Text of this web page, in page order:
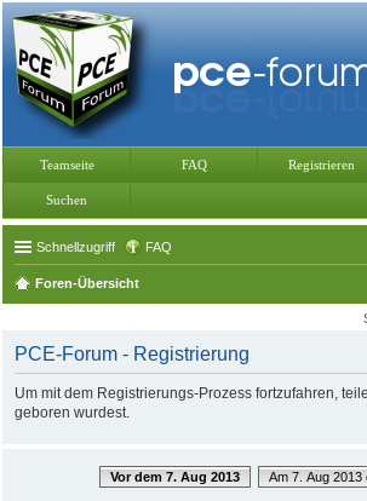
Teamseite FAQ Registrieren
Suchen
Schnellzugriff FAQ
Foren-Übersicht
PCE-Forum - Registrierung
Um mit dem Registrierungs-Prozess fortzufahren,
geboren wurdest.
Vor dem 7. Aug 2013 Am 7. Aug 2013